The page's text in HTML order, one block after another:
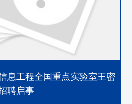
息工程全国重点实验室王密
聘启事